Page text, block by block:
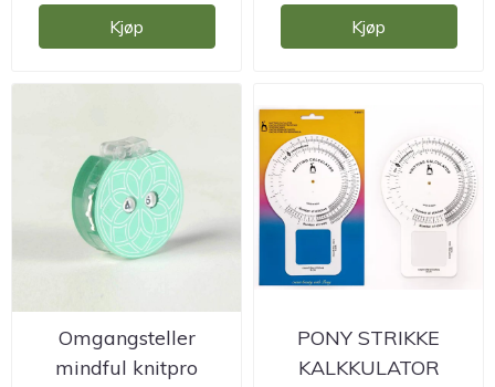
Kjøp Kjøp
Omgangsteller
mindful knitpro
PONY STRIKKE
KALKKULATOR